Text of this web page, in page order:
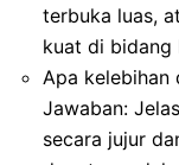
terbuka luas,
kuat di bidang
Apa kelebihan
Jawaban:
secara jujur